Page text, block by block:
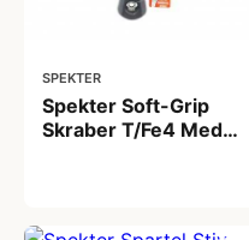
SPEKTER
Spekter Soft-Grip
Skraber T/Fe4 Med